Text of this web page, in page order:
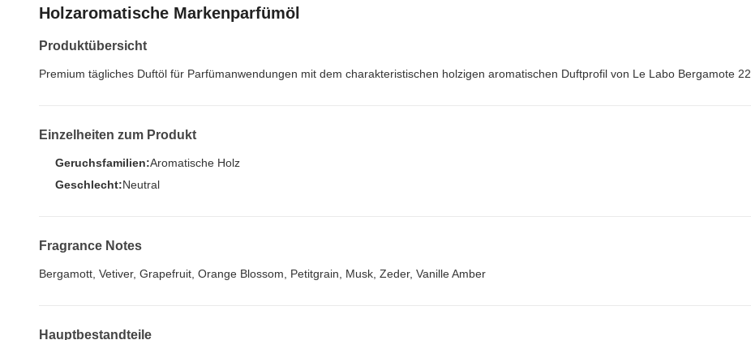
Holzaromatische Markenparfümöl
Produktübersicht
Premium tägliches Duftöl für Parfümanwendungen mit dem charakteristischen holzigen aromatischen Duftprofil von Le Labo Bergamote 22.
Einzelheiten zum Produkt
Geruchsfamilien:Aromatische Holz
Geschlecht:Neutral
Fragrance Notes
Bergamott, Vetiver, Grapefruit, Orange Blossom, Petitgrain, Musk, Zeder, Vanille Amber
Hauptbestandteile